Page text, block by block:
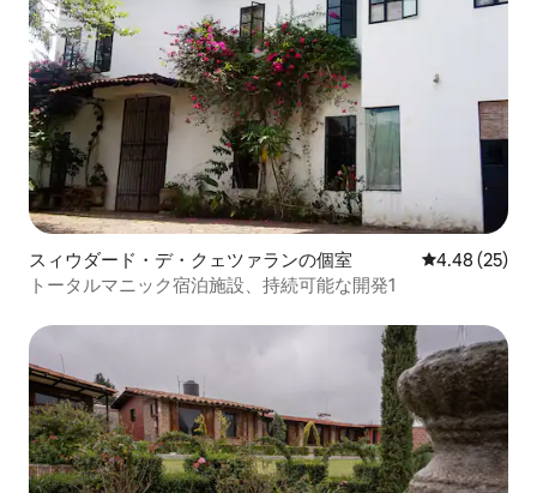
スィウダード・デ・クェツァランの個室 レビュー25
4.48 (25)
トータルマニック宿泊施設、持続可能な開発1